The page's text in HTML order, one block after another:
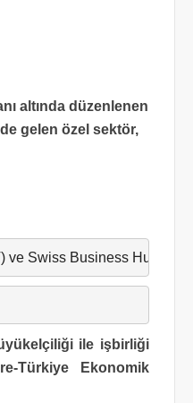
altında düzenlenen
gelen özel sektör,
Swiss Business Hub
ile işbirliği
Türkiye Ekonomik